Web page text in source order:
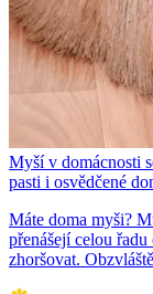
Myší v domácnosti
pasti i osvědčené
Máte doma myši?
přenášejí celou
zhoršovat.